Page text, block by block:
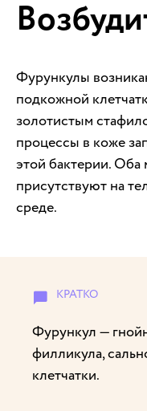
Фурункулы
подкожной
золотистым
процессы в коже
этой бактерии.
присутствуют на
среде.
Фурункул —
филликула,
клетчатки.